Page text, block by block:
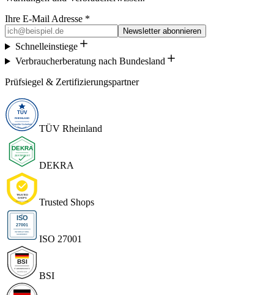
Ihre E-Mail Adresse *
Newsletter abonnieren
Schnelleinstiege
Verbraucherberatung nach Bundesland
Prüfsiegel & Zertifizierungspartner
TÜV Rheinland
DEKRA
Trusted Shops
ISO 27001
BSI